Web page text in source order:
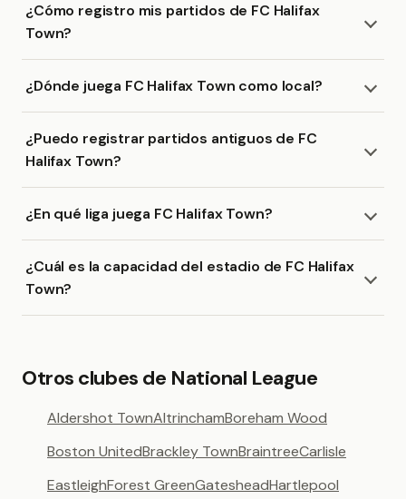
¿Cómo registro mis partidos de FC Halifax
Town?
¿Dónde juega FC Halifax Town como local?
¿Puedo registrar partidos antiguos de FC
Halifax Town?
¿En qué liga juega FC Halifax Town?
¿Cuál es la capacidad del estadio de FC Halifax
Town?
Otros clubes de National League
Aldershot TownAltrinchamBoreham Wood
Boston UnitedBrackley TownBraintreeCarlisle
EastleighForest GreenGatesheadHartlepool